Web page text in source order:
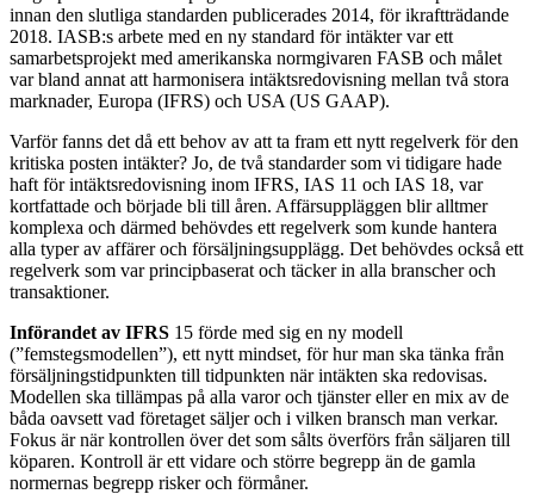
innan den slutliga standarden publicerades 2014, för ikraft­trädande
2018. IASB:s arbete med en ny standard för intäkter var ett
samarbetsprojekt med amerikanska normgivaren FASB och målet
var bland annat att harmonisera intäktsredovisning mellan två stora
marknader, Europa (IFRS) och USA (US GAAP).
Varför fanns det då ett behov av att ta fram ett nytt regelverk för den
kritiska posten intäkter? Jo, de två standarder som vi tidigare hade
haft för intäktsredovisning inom IFRS, IAS 11 och IAS 18, var
kortfattade och började bli till åren. Affärsuppläggen blir alltmer
komplexa och därmed behövdes ett regelverk som kunde hantera
alla typer av affärer och försäljningsupplägg. Det behövdes också ett
regelverk som var principbaserat och täcker in alla branscher och
transaktioner.
Införandet av IFRS 15 förde med sig en ny modell
(”femstegsmodellen”), ett nytt mindset, för hur man ska tänka från
försäljningstidpunkten till tidpunkten när intäkten ska redovisas.
Modellen ska tillämpas på alla varor och tjänster eller en mix av de
båda oavsett vad företaget säljer och i vilken bransch man verkar.
Fokus är när kontrollen över det som sålts överförs från säljaren till
köparen. Kontroll är ett vidare och större begrepp än de gamla
normernas begrepp risker och förmåner.